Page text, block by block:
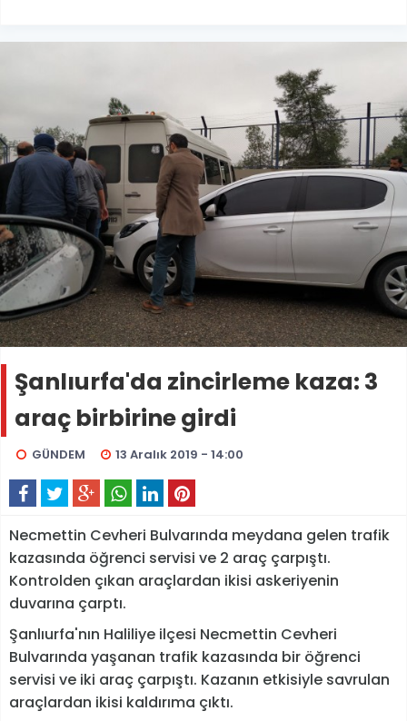
Şanlıurfa'da zincirleme kaza: 3
araç birbirine girdi
GÜNDEM 13 Aralık 2019 - 14:00
Necmettin Cevheri Bulvarında meydana gelen trafik
kazasında öğrenci servisi ve 2 araç çarpıştı.
Kontrolden çıkan araçlardan ikisi askeriyenin
duvarına çarptı.
Şanlıurfa'nın Haliliye ilçesi Necmettin Cevheri
Bulvarında yaşanan trafik kazasında bir öğrenci
servisi ve iki araç çarpıştı. Kazanın etkisiyle savrulan
araçlardan ikisi kaldırıma çıktı.